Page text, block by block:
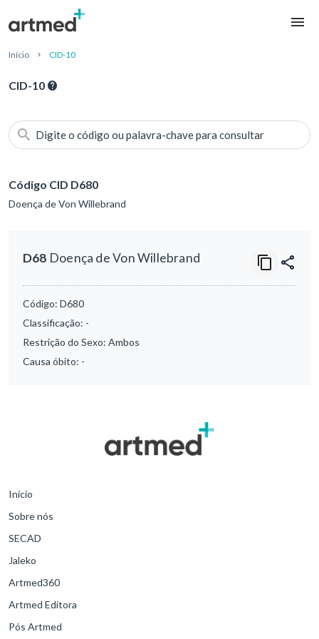
Início CID-10
CID-10
Digite o código ou palavra-chave para consultar
Código CID D680
Doença de Von Willebrand
D68 Doença de Von Willebrand
Código: D680
Classificação: -
Restrição do Sexo: Ambos
Causa óbito: -
Início
Sobre nós
SECAD
Jaleko
Artmed360
Artmed Editora
Pós Artmed